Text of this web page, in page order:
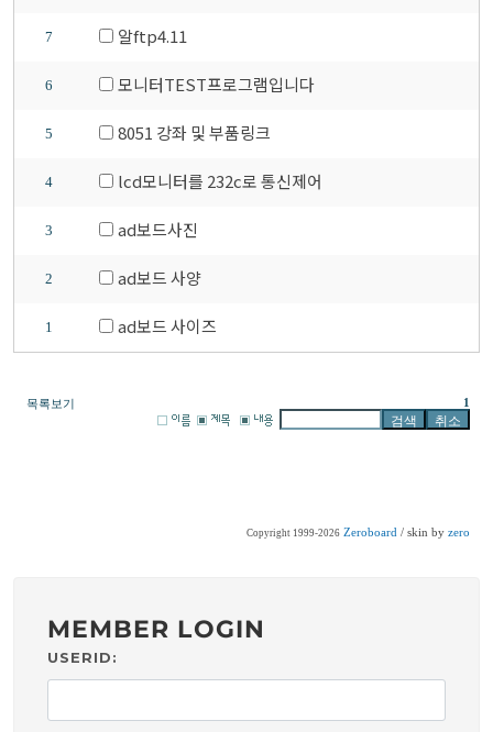
7 알ftp4.11
6 모니터TEST프로그램입니다
5 8051 강좌 및 부품링크
4 lcd모니터를 232c로 통신제어
3 ad보드사진
2 ad보드 사양
1 ad보드 사이즈
목록보기 1
Copyright 1999-2026 Zeroboard / skin by zero
MEMBER LOGIN
USERID: